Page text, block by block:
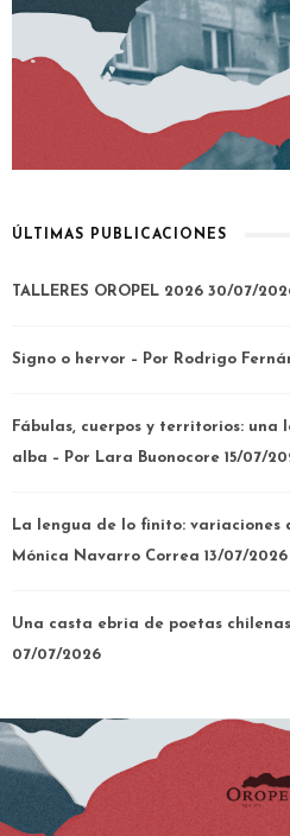
ÚLTIMAS PUBLICACIONES
TALLERES OROPEL 2026 30/07/
Signo o hervor – Por Rodrigo
Fábulas, cuerpos y territorios: una
alba – Por Lara Buonocore 15/07/
La lengua de lo finito: variaciones
Mónica Navarro Correa 13/07/2026
Una casta ebria de poetas
07/07/2026